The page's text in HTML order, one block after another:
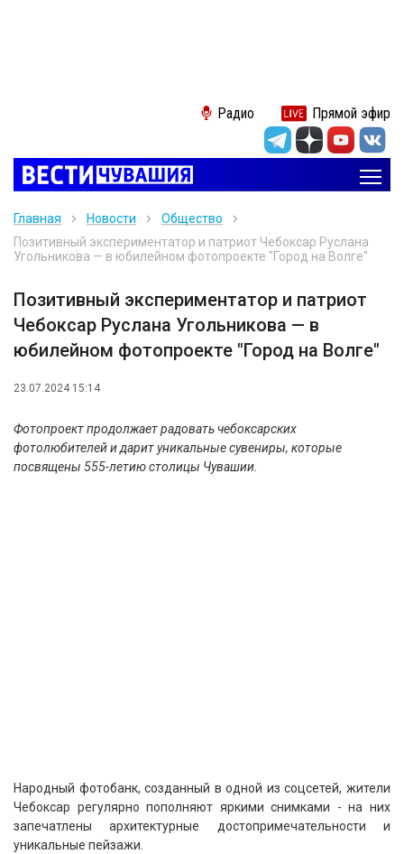
Радио Прямой эфир
Главная Новости
Общество
Позитивный экспериментатор и патриот Чебоксар Руслана
Угольникова — в юбилейном фотопроекте "Город на Волге"
Позитивный экспериментатор и патриот
Чебоксар Руслана Угольникова — в
юбилейном фотопроекте "Город на Волге"
23.07.2024 15:14
Фотопроект продолжает радовать чебоксарских
фотолюбителей и дарит уникальные сувениры, которые
посвящены 555-летию столицы Чувашии.
Народный фотобанк, созданный в одной из соцсетей, жители
Чебоксар регулярно пополняют яркими снимками - на них
запечатлены архитектурные достопримечательности и
уникальные пейзажи.